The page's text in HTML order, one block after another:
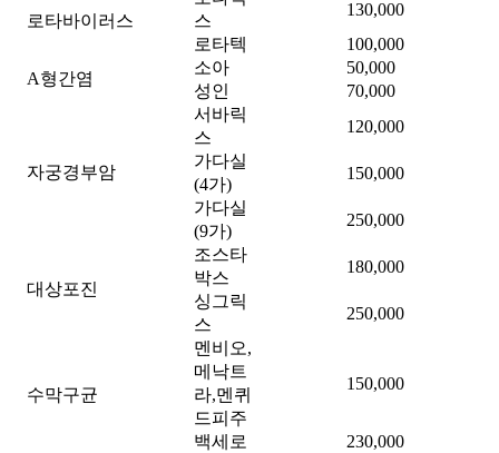
로타바이러스
스
130,000
로타텍
100,000
A형간염
소아
50,000
성인
70,000
자궁경부암
서바릭
스
120,000
가다실
(4가)
150,000
가다실
(9가)
250,000
대상포진
조스타
박스
180,000
싱그릭
스
250,000
수막구균
멘비오,
메낙트
라,멘퀴
드피주
150,000
백세로
230,000